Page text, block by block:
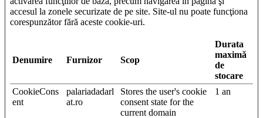
accesul la zonele securizate de pe site. Site-ul nu poate funcţiona
corespunzător fără aceste cookie-uri.
Denumire Furnizor Scop
Durata
maximă
de
stocare
CookieCons
ent
palariadadarl
at.ro
Stores the user's cookie
consent state for the
current domain
1 an